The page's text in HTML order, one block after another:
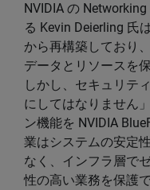
NVIDIA の
る Kevin Deierling 氏
から再構築しており
データとリソースを
しかし、セキュリテ
にしてはなりません
ン機能を NVIDIA
業はシステムの安定
なく、インフラ層で
性の高い業務を保護